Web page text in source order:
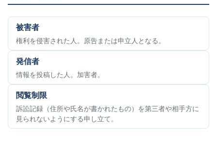
被害者
権利を侵害された人。原告または申立人となる。
発信者
情報を投稿した人。加害者。
閲覧制限
訴訟記録（住所や氏名が書かれたもの）を第三者や相手方に
見られないようにする申し立て。